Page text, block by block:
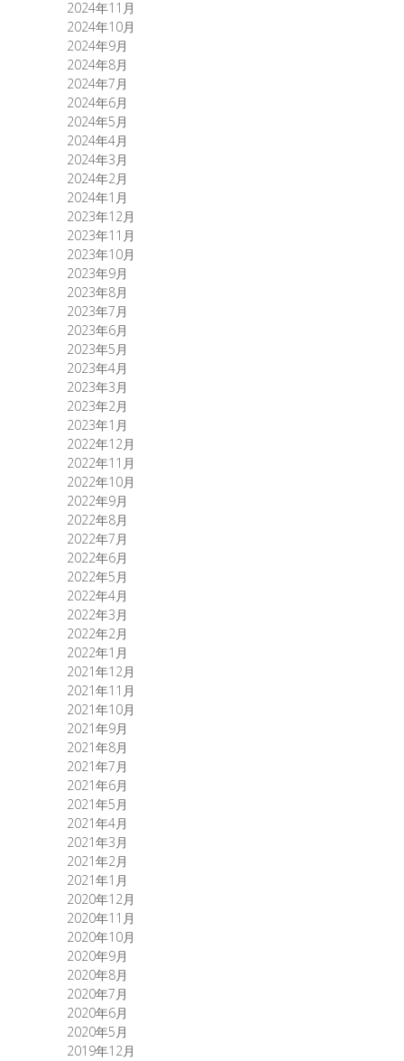
2024年11月
2024年10月
2024年9月
2024年8月
2024年7月
2024年6月
2024年5月
2024年4月
2024年3月
2024年2月
2024年1月
2023年12月
2023年11月
2023年10月
2023年9月
2023年8月
2023年7月
2023年6月
2023年5月
2023年4月
2023年3月
2023年2月
2023年1月
2022年12月
2022年11月
2022年10月
2022年9月
2022年8月
2022年7月
2022年6月
2022年5月
2022年4月
2022年3月
2022年2月
2022年1月
2021年12月
2021年11月
2021年10月
2021年9月
2021年8月
2021年7月
2021年6月
2021年5月
2021年4月
2021年3月
2021年2月
2021年1月
2020年12月
2020年11月
2020年10月
2020年9月
2020年8月
2020年7月
2020年6月
2020年5月
2019年12月